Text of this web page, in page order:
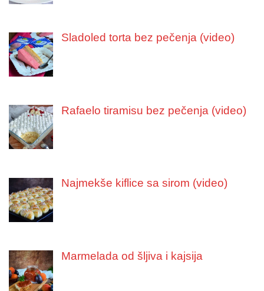
Sladoled torta bez pečenja (video)
Rafaelo tiramisu bez pečenja (video)
Najmekše kiflice sa sirom (video)
Marmelada od šljiva i kajsija